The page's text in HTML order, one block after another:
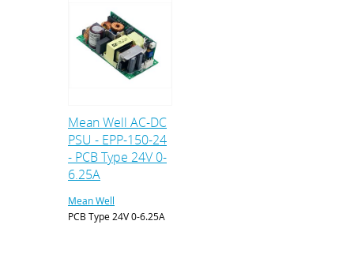
Mean Well AC-DC
PSU - EPP-150-24
- PCB Type 24V 0-
6.25A
Mean Well
PCB Type 24V 0-6.25A